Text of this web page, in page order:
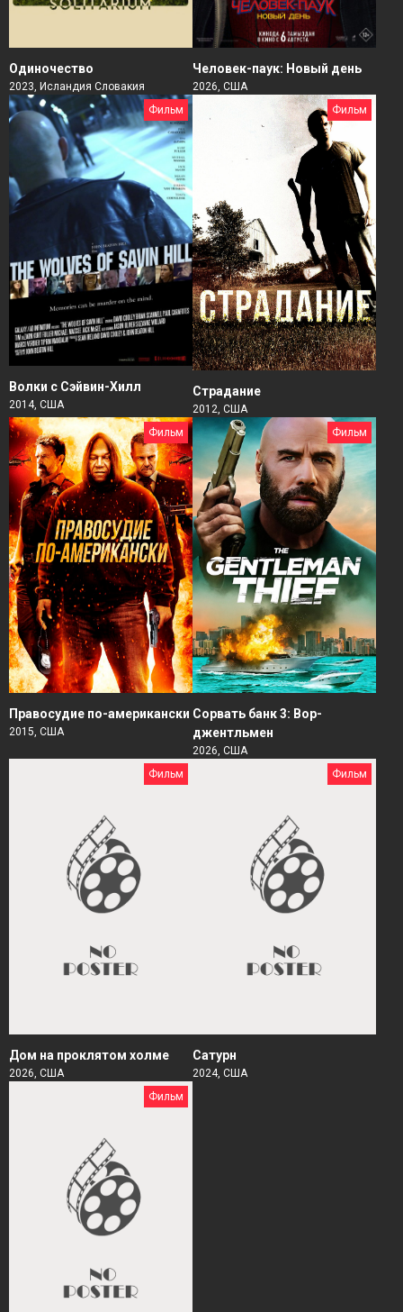
Одиночество
2023, Исландия Словакия
Человек-паук: Новый день
2026, США
Фильм
Волки с Сэйвин-Хилл
2014, США
Фильм
Страдание
2012, США
Фильм
Правосудие по-американски
2015, США
Фильм
Сорвать банк 3: Вор-
джентльмен
2026, США
Фильм
Дом на проклятом холме
2026, США
Фильм
Сатурн
2024, США
Фильм